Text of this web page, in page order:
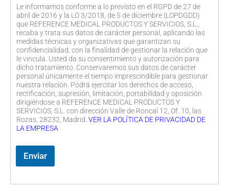
Le informamos conforme a lo previsto en el RGPD de 27 de
abril de 2016 y la LO 3/2018, de 5 de diciembre (LOPDGDD)
que REFERENCE MEDICAL PRODUCTOS Y SERVICIOS, S.L.,
recaba y trata sus datos de carácter personal, aplicando las
medidas técnicas y organizativas que garantizan su
confidencialidad, con la finalidad de gestionar la relación que
le vincula. Usted da su consentimiento y autorización para
dicho tratamiento. Conservaremos sus datos de carácter
personal únicamente el tiempo imprescindible para gestionar
nuestra relación. Podrá ejercitar los derechos de acceso,
rectificación, supresión, limitación, portabilidad y oposición
dirigiéndose a REFERENCE MEDICAL PRODUCTOS Y
SERVICIOS, S.L. con dirección Valle de Roncal 12, Of. 10, las
Rozas, 28232, Madrid. VER LA POLÍTICA DE PRIVACIDAD DE
LA EMPRESA
Enviar